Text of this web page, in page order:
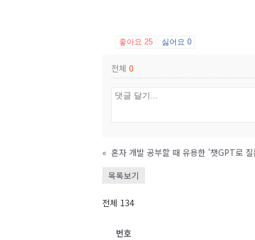
좋아요 25 싫어요 0
전체 0
« 혼자 개발 공부할 때 유용한 '챗GPT로
목록보기
전체 134
번호